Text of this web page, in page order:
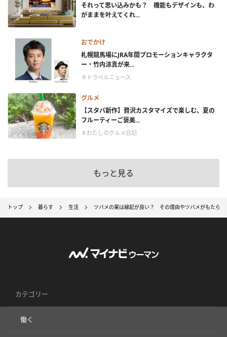
それって思い込みかも？ 機能もデザインも、わ
がままを叶えてくれ...
おでかけ
札幌競馬場にJRA年間プロモーションキャラクタ
ー・竹内涼真が来...
＃トラベルニュース
グルメ
【スタバ新作】贅沢カスタマイズで楽しむ、夏の
フルーティーご褒美...
＃わたしのグルメ日記
もっと見る
トップ 暮らす 生活 ツバメの巣は縁起が良い？ その理由やツバメがもたらす
カテゴリー
働く